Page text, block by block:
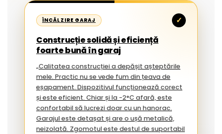
ÎNCĂLZIRE GARAJ ✓
Construcție solidă și eficiență
foarte bună în garaj
„Calitatea construcției a depășit așteptările
mele. Practic nu se vede fum din țeava de
eșapament. Dispozitivul funcționează corect
și este eficient. Chiar și la -2°C afară, este
confortabil să lucrezi doar cu un hanorac.
Garajul este detașat și are o ușă metalică,
neizolată. Zgomotul este destul de suportabil